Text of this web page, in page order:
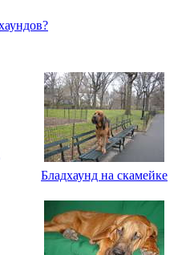
Бладхаунд на скамейке